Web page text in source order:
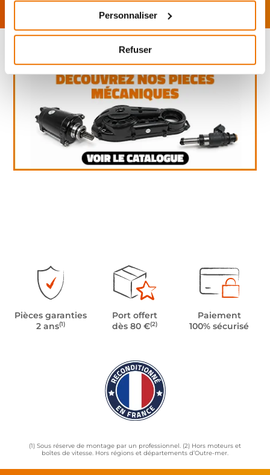
Personnaliser
Refuser
Pièces garanties
2 ans(1)
Port offert
dès 80 €(2)
Paiement
100% sécurisé
(1) Sous réserve de montage par un professionnel. (2) Hors moteurs et
boîtes de vitesse. Hors régions et départements d’Outre-mer.